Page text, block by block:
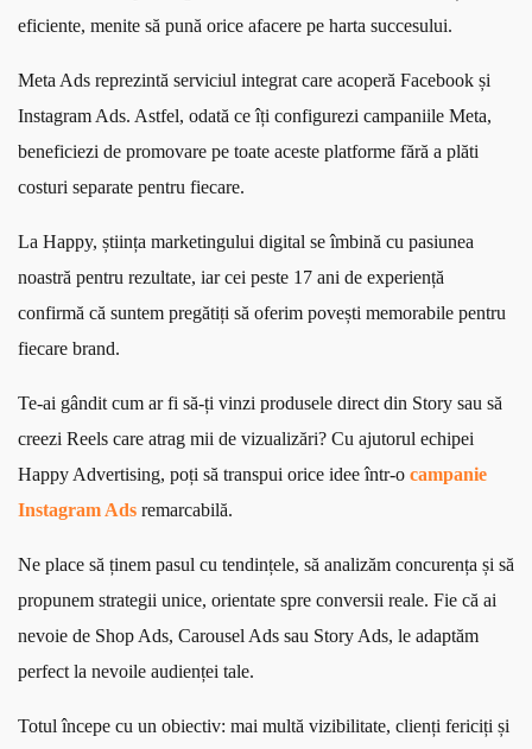
eficiente, menite să pună orice afacere pe harta succesului.
Meta Ads reprezintă serviciul integrat care acoperă Facebook și
Instagram Ads. Astfel, odată ce îți configurezi campaniile Meta,
beneficiezi de promovare pe toate aceste platforme fără a plăti
costuri separate pentru fiecare.
La Happy, știința marketingului digital se îmbină cu pasiunea
noastră pentru rezultate, iar cei peste 17 ani de experiență
confirmă că suntem pregătiți să oferim povești memorabile pentru
fiecare brand.
Te-ai gândit cum ar fi să-ți vinzi produsele direct din Story sau să
creezi Reels care atrag mii de vizualizări? Cu ajutorul echipei
Happy Advertising, poți să transpui orice idee într-o campanie
Instagram Ads remarcabilă.
Ne place să ținem pasul cu tendințele, să analizăm concurența și să
propunem strategii unice, orientate spre conversii reale. Fie că ai
nevoie de Shop Ads, Carousel Ads sau Story Ads, le adaptăm
perfect la nevoile audienței tale.
Totul începe cu un obiectiv: mai multă vizibilitate, clienți fericiți și